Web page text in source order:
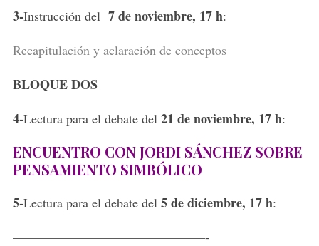
3-Instrucción del 7 de noviembre, 17 h:
Recapitulación y aclaración de conceptos
BLOQUE DOS
4-Lectura para el debate del21 de noviembre, 17 h:
ENCUENTRO CON JORDI SÁNCHEZ SOBRE
PENSAMIENTO SIMBÓLICO
5-Lectura para el debate del 5 de diciembre, 17 h:
———————————————-